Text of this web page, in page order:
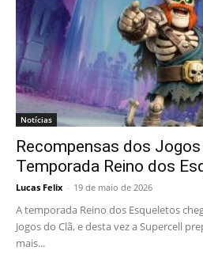
Notícias
Recompensas dos
Temporada Reino dos
Lucas Felix - 19 de maio de 2026
A temporada Reino dos Esqueletos
Jogos do Clã, e desta vez a Supercell
mais...